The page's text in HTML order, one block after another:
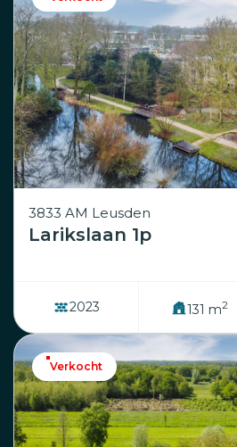
3833 AM Leusden
Larikslaan 1p
2023 131 m2
Verkocht